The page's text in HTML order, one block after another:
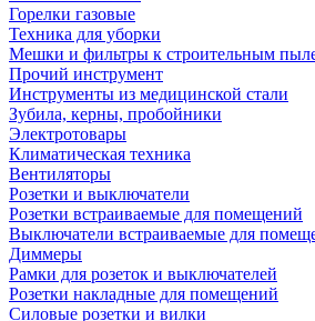
Горелки газовые
Техника для уборки
Мешки и фильтры к строительным
Прочий инструмент
Инструменты из медицинской стали
Зубила, керны, пробойники
Электротовары
Климатическая техника
Вентиляторы
Розетки и выключатели
Розетки встраиваемые для помещений
Выключатели встраиваемые для
Диммеры
Рамки для розеток и выключателей
Розетки накладные для помещений
Силовые розетки и вилки